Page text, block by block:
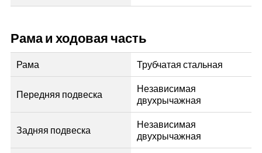
Рама и ходовая часть
Рама Трубчатая стальная
Передняя подвеска
Независимая
двухрычажная
Задняя подвеска
Независимая
двухрычажная